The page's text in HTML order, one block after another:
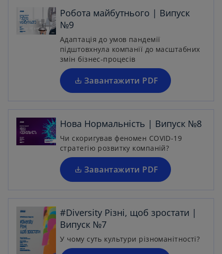
t
b
Робота майбутнього | Випуск
№9
Адаптація до умов пандемії
підштовхнула компанії до масштабних
змін бізнес-процесів
Завантажити PDF
p
e
s
i
n
a
n
t
a
b
Нова Нормальність | Випуск №8
Чи скоригував феномен COVID-19
стратегію розвитку компаній?
Завантажити PDF
o
n
s
i
n
a
n
t
b
#Diversity Різні, щоб зростати |
Випуск №7
У чому суть культури різноманітності?
n
i
n